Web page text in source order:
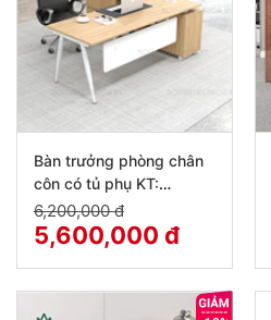
Bàn trưởng phòng chân
côn có tủ phụ KT:
D160x80cm
6,200,000 đ
5,600,000 đ